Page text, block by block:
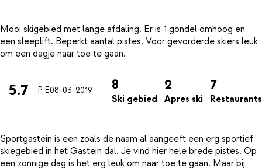
Mooi skigebied met lange afdaling. Er is 1 gondel omhoog en
een sleeplift. Beperkt aantal pistes. Voor gevorderde skiërs leuk
5.7 P E08-03-2019 8
Ski gebied
2
Apres ski
7
Restaurants
Sportgastein is een zoals de naam al aangeeft een erg sportief
skiegebied in het Gastein dal. Je vind hier hele brede pistes. Op
een zonnige dag is het erg leuk om naar toe te gaan. Maar bij